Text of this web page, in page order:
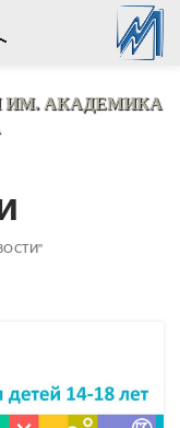
ИМ. АКАДЕМИКА